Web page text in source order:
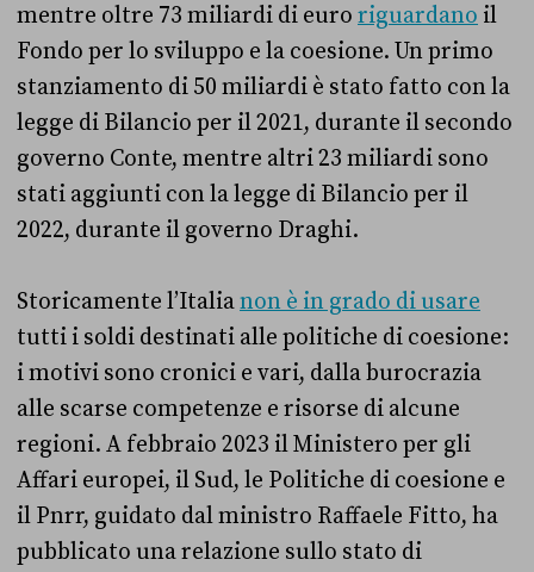
mentre oltre 73 miliardi di euro riguardano il
Fondo per lo sviluppo e la coesione. Un primo
stanziamento di 50 miliardi è stato fatto con la
legge di Bilancio per il 2021, durante il secondo
governo Conte, mentre altri 23 miliardi sono
stati aggiunti con la legge di Bilancio per il
2022, durante il governo Draghi.
Storicamente l’Italianon è in grado di usare
tutti i soldi destinati alle politiche di coesione:
i motivi sono cronici e vari, dalla burocrazia
alle scarse competenze e risorse di alcune
regioni. A febbraio 2023 il Ministero per gli
Affari europei, il Sud, le Politiche di coesione e
il Pnrr, guidato dal ministro Raffaele Fitto, ha
pubblicato una relazione sullo stato di